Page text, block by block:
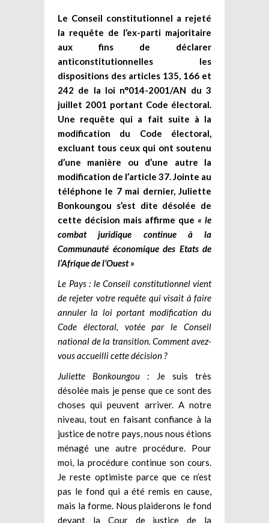
Le Conseil constitutionnel a rejeté
la requête de l’ex-parti majoritaire
aux fins de déclarer
anticonstitutionnelles les
dispositions des articles 135, 166 et
242 de la loi n°014-2001/AN du 3
juillet 2001 portant Code électoral.
Une requête qui a fait suite à la
modification du Code électoral,
excluant tous ceux qui ont soutenu
d’une manière ou d’une autre la
modification de l’article 37. Jointe au
téléphone le 7 mai dernier, Juliette
Bonkoungou s’est dite désolée de
cette décision mais affirme que « le
combat juridique continue à la
Communauté économique des Etats de
l’Afrique de l’Ouest »
Le Pays : le Conseil constitutionnel vient
de rejeter votre requête qui visait à faire
annuler la loi portant modification du
Code électoral, votée par le Conseil
national de la transition. Comment avez-
vous accueilli cette décision ?
Juliette Bonkoungou : Je suis très
désolée mais je pense que ce sont des
choses qui peuvent arriver. A notre
niveau, tout en faisant confiance à la
justice de notre pays, nous nous étions
ménagé une autre procédure. Pour
moi, la procédure continue son cours.
Je reste optimiste parce que ce n’est
pas le fond qui a été remis en cause,
mais la forme. Nous plaiderons le fond
devant la Cour de justice de la